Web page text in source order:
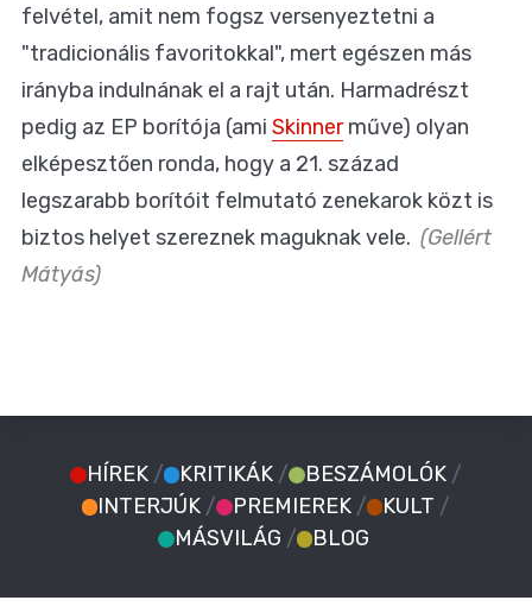
felvétel, amit nem fogsz versenyeztetni a
"tradicionális favoritokkal", mert egészen más
irányba indulnának el a rajt után. Harmadrészt
pedig az EP borítója (ami Skinnerműve) olyan
elképesztően ronda, hogy a 21. század
legszarabb borítóit felmutató zenekarok közt is
biztos helyet szereznek maguknak vele. (Gellért
Mátyás)
HÍREK / KRITIKÁK / BESZÁMOLÓK /
INTERJÚK / PREMIEREK / KULT /
MÁSVILÁG / BLOG